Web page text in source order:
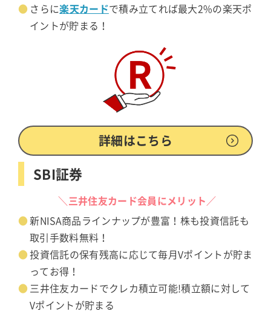
さらに楽天カードで積み立てれば最大2%の楽天ポ
イントが貯まる！
詳細はこちら
SBI証券
＼三井住友カード会員にメリット／
新NISA商品ラインナップが豊富！株も投資信託も
取引手数料無料！
投資信託の保有残高に応じて毎月Vポイントが貯ま
ってお得！
三井住友カードでクレカ積立可能!積立額に対して
Vポイントが貯まる